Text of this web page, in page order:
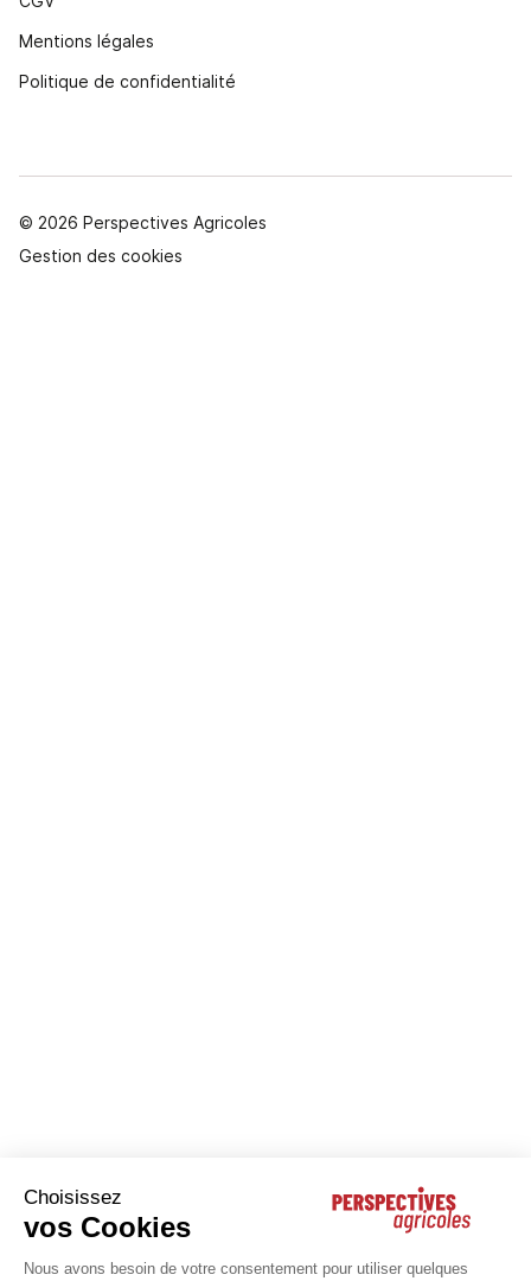
Mentions légales
Politique de confidentialité
© 2026 Perspectives Agricoles
Gestion des cookies